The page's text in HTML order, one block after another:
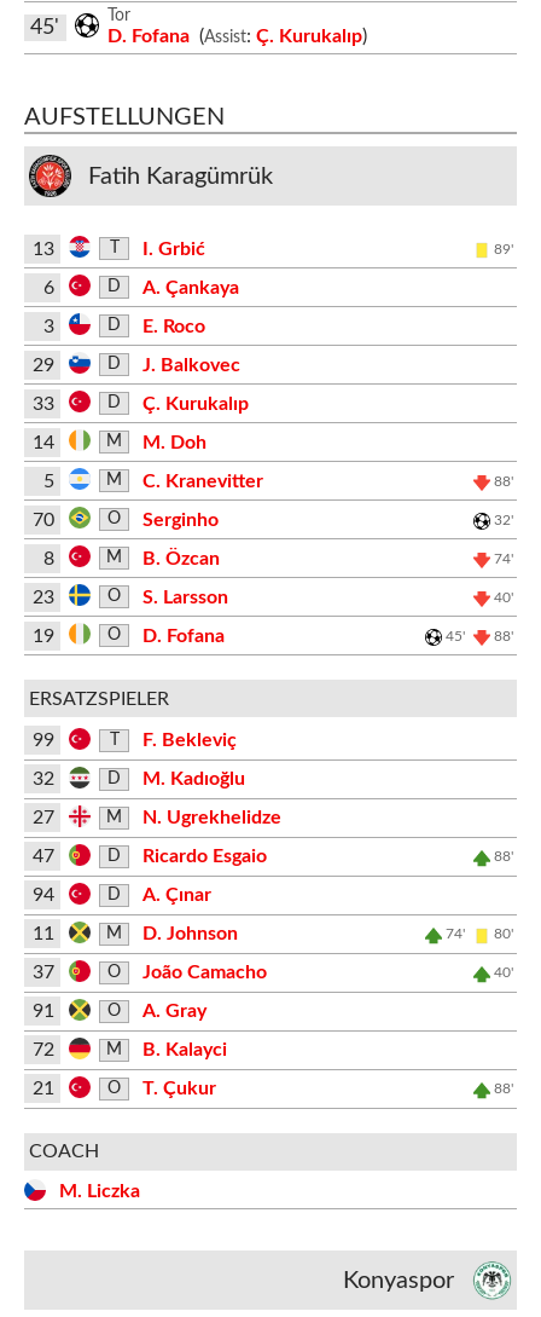
Tor
D. Fofana (Assist: Ç. Kurukalıp)
45'
AUFSTELLUNGEN
Fatih Karagümrük
13 I. Grbić 89'
6 D
A. Çankaya
3
D
E. Roco
29
D
J. Balkovec
33
D
Ç. Kurukalıp
14
M
M. Doh
5
M C. Kranevitter 88'
70 O Serginho 32'
8 M B. Özcan 74'
23 O S. Larsson 40'
19 O D. Fofana 45' 88'
ERSATZSPIELER
99
F. Bekleviç
32
D
M. Kadıoğlu
27
M
N. Ugrekhelidze
47
D Ricardo Esgaio 88'
94 D
A. Çınar
11
M D. Johnson 74' 80'
37 O João Camacho 40'
91 O
A. Gray
72
M
B. Kalayci
21
O T. Çukur 88'
COACH
M. Liczka
Konyaspor